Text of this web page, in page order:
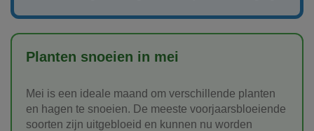
Planten snoeien in mei
Mei is een ideale maand om verschillende planten
en hagen te snoeien. De meeste voorjaarsbloeiende
soorten zijn uitgebloeid en kunnen nu worden